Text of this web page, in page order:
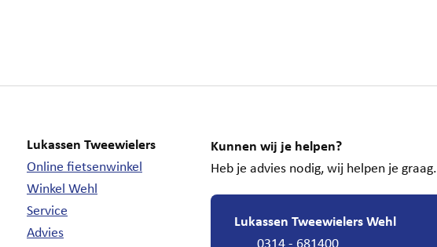
Lukassen Tweewielers
Online fietsenwinkel
Winkel Wehl
Service
Advies
Kunnen wij je helpen?
Heb je advies nodig, wij helpen je graag.
Lukassen Tweewielers Wehl
0314 - 681400